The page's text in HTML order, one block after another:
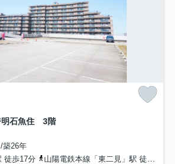
明石魚住 3階
築26年
徒歩17分
山陽電鉄本線「東二見」駅 徒歩26分